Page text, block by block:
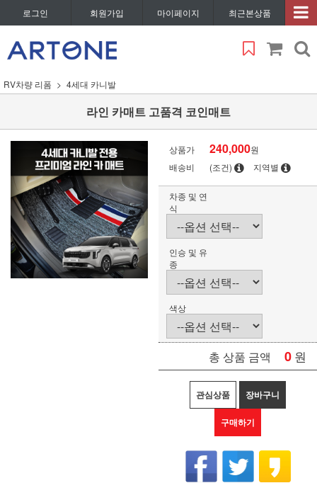
로그인 회원가입 마이페이지 최근본상품
RV차량 리폼 4세대 카니발
라인 카매트 고품격 코인매트
상품가 240,000원
배송비
(조건) 지역별
차종 및 연
식
인승 및 유
종
색상
총 상품 금액 0 원
관심상품 장바구니
구매하기